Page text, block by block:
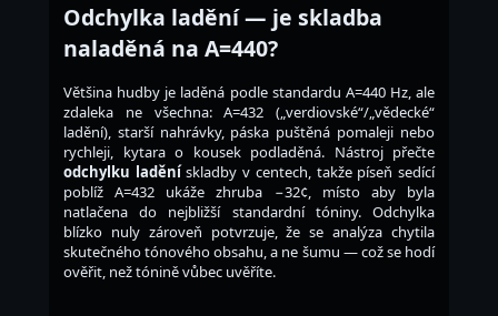
Odchylka ladění — je skladba
naladěná na A=440?
Většina hudby je laděná podle standardu A=440 Hz, ale
zdaleka ne všechna: A=432 („verdiovské“/„vědecké“
ladění), starší nahrávky, páska puštěná pomaleji nebo
rychleji, kytara o kousek podladěná. Nástroj přečte
odchylku laděnískladby v centech, takže píseň sedící
poblíž A=432 ukáže zhruba −32¢, místo aby byla
natlačena do nejbližší standardní tóniny. Odchylka
blízko nuly zároveň potvrzuje, že se analýza chytila
skutečného tónového obsahu, a ne šumu — což se hodí
ověřit, než tónině vůbec uvěříte.